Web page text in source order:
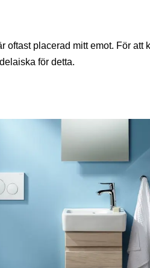
placerad mitt emot. För att
för detta.